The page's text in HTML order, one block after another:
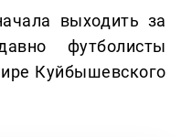
выходить за
футболисты
Куйбышевского